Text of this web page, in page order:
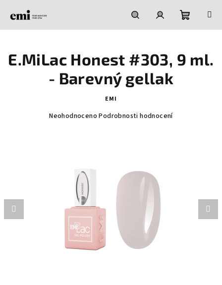
HledatPřihlášeníNákupní
košík
E.MiLac Honest #303, 9 ml.
- Barevný gellak
EMI
Průměrné
hvězdiček.
Neohodnoceno Podrobnosti hodnocení